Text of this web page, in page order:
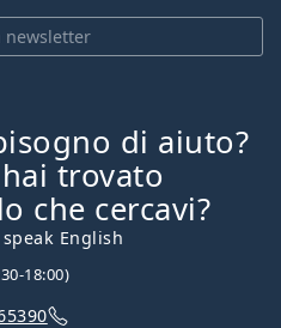
newsletter
di aiuto?
trovato
che cercavi?
English
18:00)